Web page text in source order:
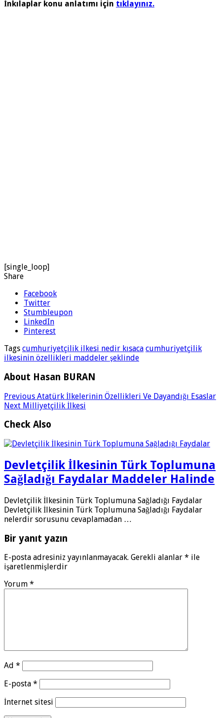
İnkılaplar konu anlatımı için tıklayınız.
[single_loop]
Share
Facebook
Twitter
Stumbleupon
LinkedIn
Pinterest
Tags cumhuriyetçilik ilkesi nedir kısaca cumhuriyetçilik
ilkesinin özellikleri maddeler şeklinde
About Hasan BURAN
Previous Atatürk İlkelerinin Özellikleri Ve Dayandığı Esaslar
Next Milliyetçilik İlkesi
Check Also
Devletçilik İlkesinin Türk Toplumuna
Sağladığı Faydalar Maddeler Halinde
Devletçilik İlkesinin Türk Toplumuna Sağladığı Faydalar
Devletçilik İlkesinin Türk Toplumuna Sağladığı Faydalar
nelerdir sorusunu cevaplamadan …
Bir yanıt yazın
E-posta adresiniz yayınlanmayacak. Gerekli alanlar * ile
işaretlenmişlerdir
Yorum *
Ad *
E-posta *
İnternet sitesi